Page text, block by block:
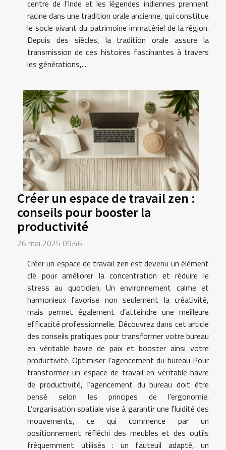
centre de l’Inde et les légendes indiennes prennent
racine dans une tradition orale ancienne, qui constitue
le socle vivant du patrimoine immatériel de la région.
Depuis des siècles, la tradition orale assure la
transmission de ces histoires fascinantes à travers
les générations,...
Créer un espace de travail zen :
conseils pour booster la
productivité
26 mai 2025 09:46
Créer un espace de travail zen est devenu un élément
clé pour améliorer la concentration et réduire le
stress au quotidien. Un environnement calme et
harmonieux favorise non seulement la créativité,
mais permet également d’atteindre une meilleure
efficacité professionnelle. Découvrez dans cet article
des conseils pratiques pour transformer votre bureau
en véritable havre de paix et booster ainsi votre
productivité. Optimiser l’agencement du bureau Pour
transformer un espace de travail en véritable havre
de productivité, l’agencement du bureau doit être
pensé selon les principes de l’ergonomie.
L’organisation spatiale vise à garantir une fluidité des
mouvements, ce qui commence par un
positionnement réfléchi des meubles et des outils
fréquemment utilisés : un fauteuil adapté, un